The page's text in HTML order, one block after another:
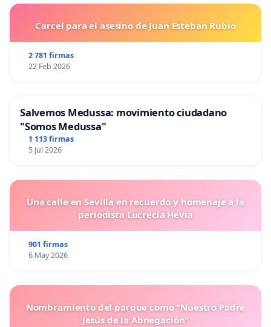
Carcel para el asesino de Juan Esteban Rubio
2 781 firmas
22 Feb 2026
Salvemos Medussa: movimiento ciudadano
"Somos Medussa"
1 113 firmas
5 Jul 2026
Una calle en Sevilla en recuerdo y homenaje a la
periodista Lucrecia Hevia
901 firmas
6 May 2026
Nombramiento del parque como "Nuestro Padre
Jesús de la Abnegación"